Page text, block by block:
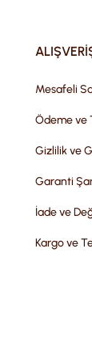
Mesafeli
Ödeme ve
Gizlilik ve
Garanti
İade ve
Kargo ve